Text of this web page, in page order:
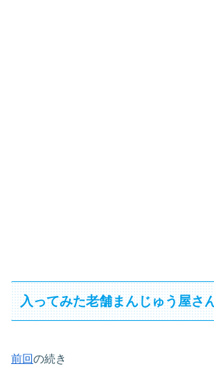
入ってみた老舗まんじゅう屋さ
前回の続き